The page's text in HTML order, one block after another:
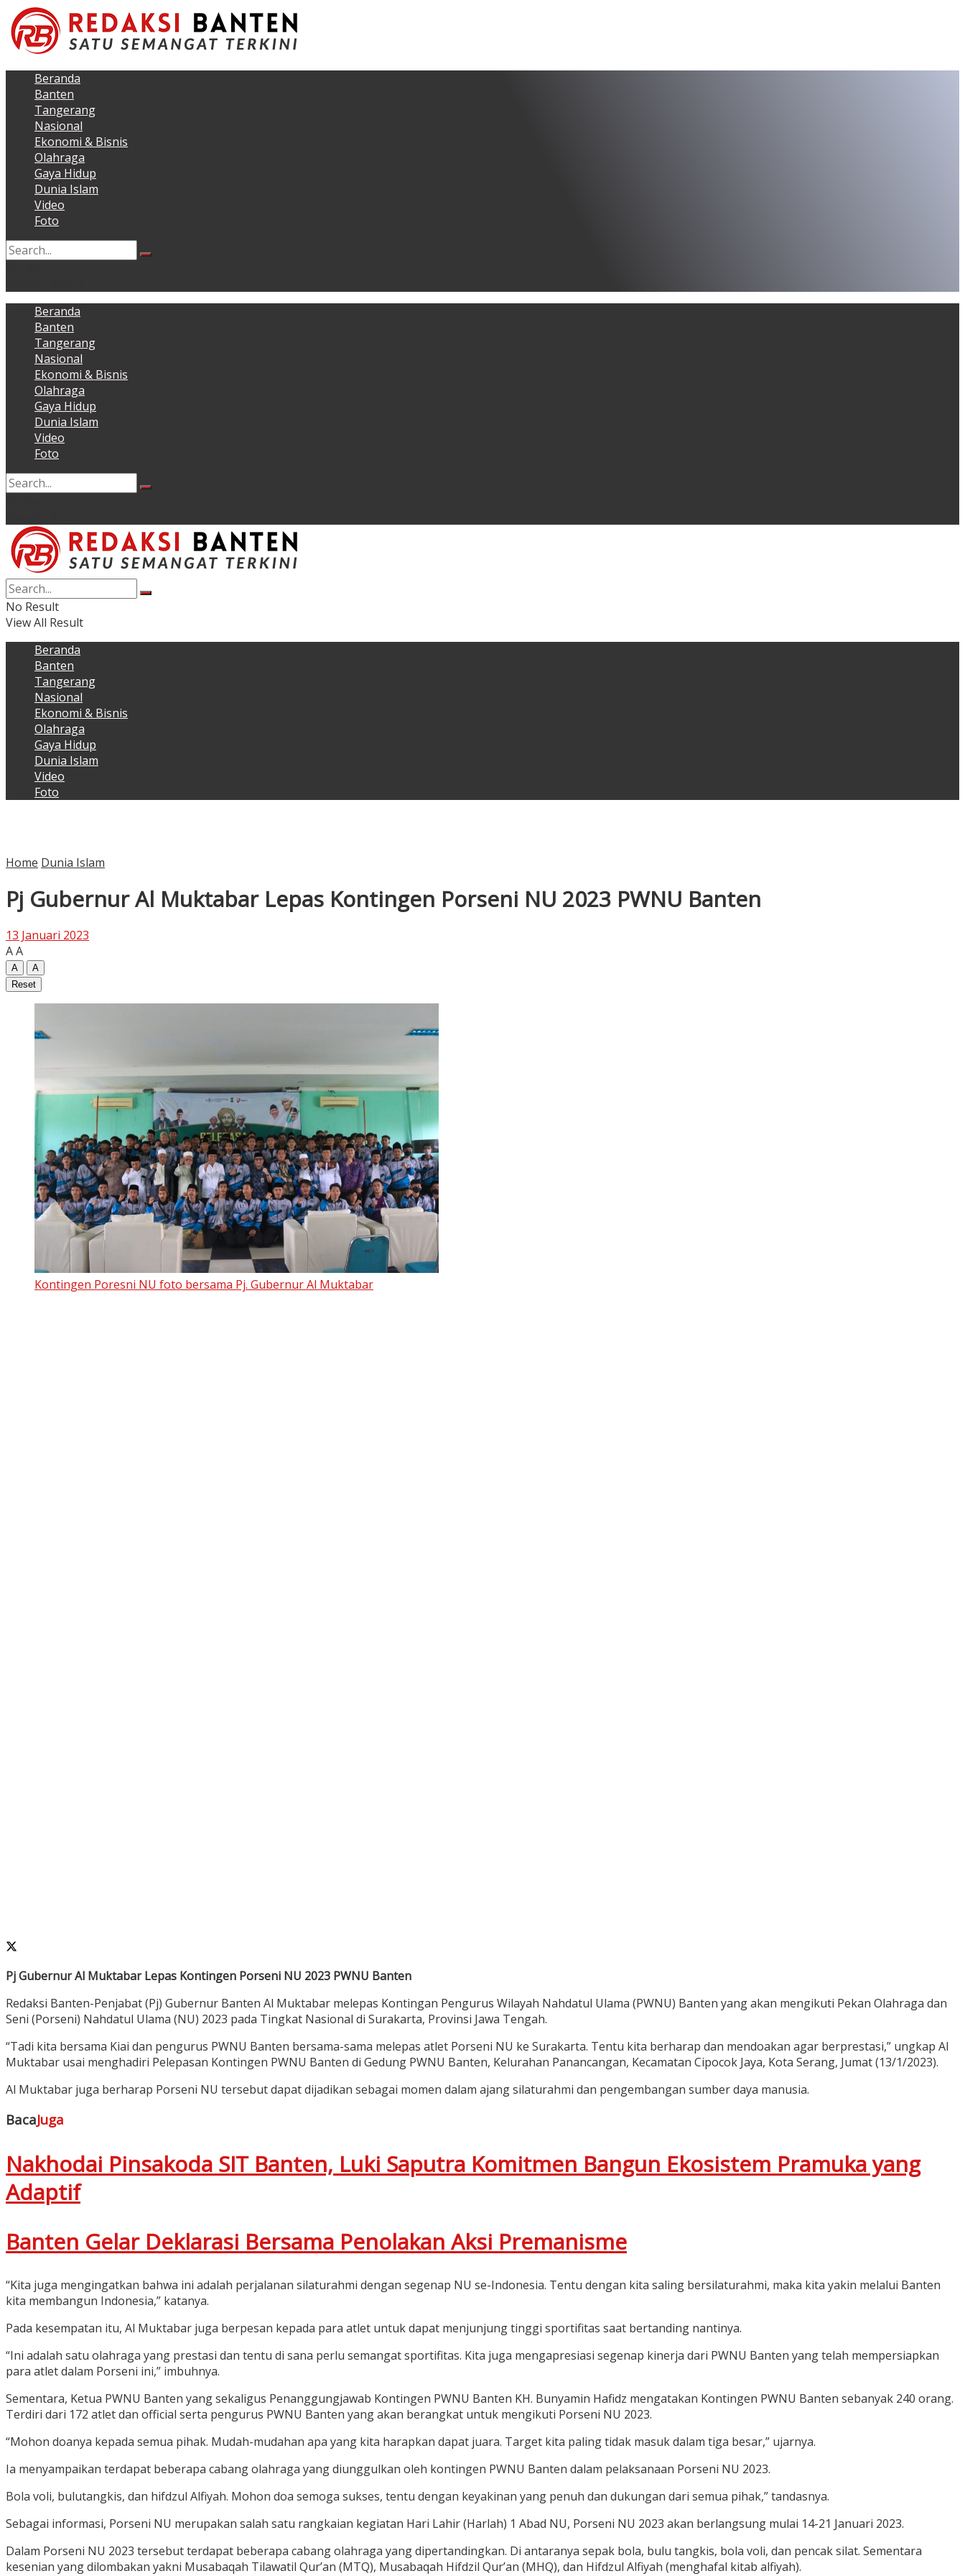
Beranda
Banten
Tangerang
Nasional
Ekonomi & Bisnis
Olahraga
Gaya Hidup
Dunia Islam
Video
Foto
Beranda
Banten
Tangerang
Nasional
Ekonomi & Bisnis
Olahraga
Gaya Hidup
Dunia Islam
Video
Foto
No Result
View All Result
Beranda
Banten
Tangerang
Nasional
Ekonomi & Bisnis
Olahraga
Gaya Hidup
Dunia Islam
Video
Foto
Home Dunia Islam
Pj Gubernur Al Muktabar Lepas Kontingen Porseni NU 2023 PWNU Banten
13 Januari 2023
AA
A
A
Reset
Kontingen Poresni NU foto bersama Pj. Gubernur Al Muktabar
Pj Gubernur Al Muktabar Lepas Kontingen Porseni NU 2023 PWNU Banten
Redaksi Banten-Penjabat (Pj) Gubernur Banten Al Muktabar melepas Kontingan Pengurus Wilayah Nahdatul Ulama (PWNU) Banten yang akan mengikuti Pekan Olahraga dan
Seni (Porseni) Nahdatul Ulama (NU) 2023 pada Tingkat Nasional di Surakarta, Provinsi Jawa Tengah.
“Tadi kita bersama Kiai dan pengurus PWNU Banten bersama-sama melepas atlet Porseni NU ke Surakarta. Tentu kita berharap dan mendoakan agar berprestasi,” ungkap Al
Muktabar usai menghadiri Pelepasan Kontingen PWNU Banten di Gedung PWNU Banten, Kelurahan Panancangan, Kecamatan Cipocok Jaya, Kota Serang, Jumat (13/1/2023).
Al Muktabar juga berharap Porseni NU tersebut dapat dijadikan sebagai momen dalam ajang silaturahmi dan pengembangan sumber daya manusia.
BacaJuga
Nakhodai Pinsakoda SIT Banten, Luki Saputra Komitmen Bangun Ekosistem Pramuka yang
Adaptif
Banten Gelar Deklarasi Bersama Penolakan Aksi Premanisme
“Kita juga mengingatkan bahwa ini adalah perjalanan silaturahmi dengan segenap NU se-Indonesia. Tentu dengan kita saling bersilaturahmi, maka kita yakin melalui Banten
kita membangun Indonesia,” katanya.
Pada kesempatan itu, Al Muktabar juga berpesan kepada para atlet untuk dapat menjunjung tinggi sportifitas saat bertanding nantinya.
“Ini adalah satu olahraga yang prestasi dan tentu di sana perlu semangat sportifitas. Kita juga mengapresiasi segenap kinerja dari PWNU Banten yang telah mempersiapkan
para atlet dalam Porseni ini,” imbuhnya.
Sementara, Ketua PWNU Banten yang sekaligus Penanggungjawab Kontingen PWNU Banten KH. Bunyamin Hafidz mengatakan Kontingen PWNU Banten sebanyak 240 orang.
Terdiri dari 172 atlet dan official serta pengurus PWNU Banten yang akan berangkat untuk mengikuti Porseni NU 2023.
“Mohon doanya kepada semua pihak. Mudah-mudahan apa yang kita harapkan dapat juara. Target kita paling tidak masuk dalam tiga besar,” ujarnya.
Ia menyampaikan terdapat beberapa cabang olahraga yang diunggulkan oleh kontingen PWNU Banten dalam pelaksanaan Porseni NU 2023.
Bola voli, bulutangkis, dan hifdzul Alfiyah. Mohon doa semoga sukses, tentu dengan keyakinan yang penuh dan dukungan dari semua pihak,” tandasnya.
Sebagai informasi, Porseni NU merupakan salah satu rangkaian kegiatan Hari Lahir (Harlah) 1 Abad NU, Porseni NU 2023 akan berlangsung mulai 14-21 Januari 2023.
Dalam Porseni NU 2023 tersebut terdapat beberapa cabang olahraga yang dipertandingkan. Di antaranya sepak bola, bulu tangkis, bola voli, dan pencak silat. Sementara
kesenian yang dilombakan yakni Musabaqah Tilawatil Qur’an (MTQ), Musabaqah Hifdzil Qur’an (MHQ), dan Hifdzul Alfiyah (menghafal kitab alfiyah).